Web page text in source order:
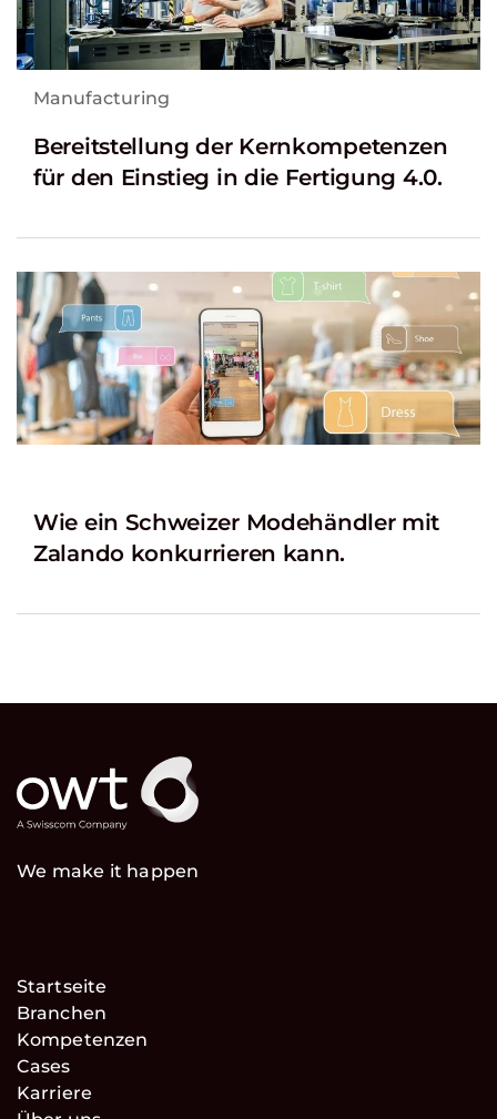
Manufacturing
Bereitstellung der Kernkompetenzen
für den Einstieg in die Fertigung 4.0.
Wie ein Schweizer Modehändler mit
Zalando konkurrieren kann.
We make it happen
Startseite
Branchen
Kompetenzen
Cases
Karriere